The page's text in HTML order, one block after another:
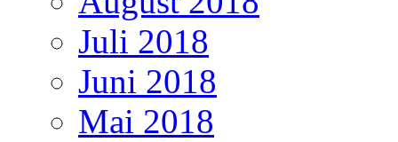
Juli 2018
Juni 2018
Mai 2018